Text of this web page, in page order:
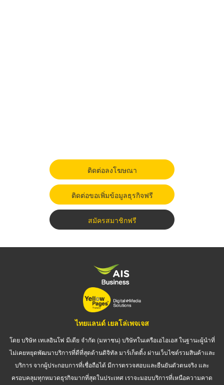
ติดต่อลงโฆษณา
ติดต่อขอเพิ่มข้อมูลธุรกิจฟรี
สมัครสมาชิกฟรี
ไทยแลนด์ เยลโล่เพจเจส
โดย บริษัท เทเลอินโฟ มีเดีย จำกัด (มหาชน) บริษัทในเครือเอไอเอส ในฐานะผู้นำที่
ไม่เคยหยุดพัฒนาบริการที่ดีที่สุดด้านดิจิทัล มาร์เก็ตติ้ง ผ่านเว็บไซต์รวมสินค้าและ
บริการ จากผู้ประกอบการที่เชื่อถือได้ มีการตรวจสอบและยืนยันตัวตนจริง และ
ครอบคลุมทุกหมวดธุรกิจมากที่สุดในประเทศ เราจะมอบบริการที่เหนือความคาด